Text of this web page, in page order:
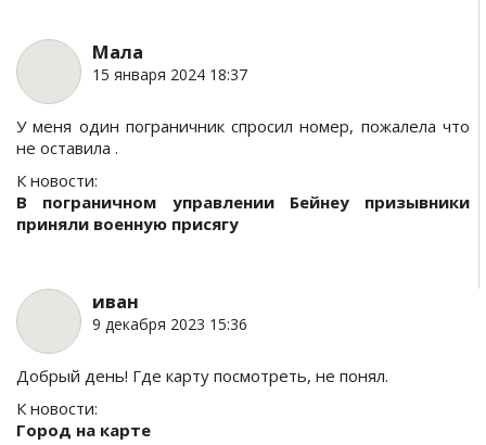
Мала
15 января 2024 18:37
У меня один пограничник спросил номер, пожалела что
не оставила .
К новости:
В пограничном управлении Бейнеу призывники
приняли военную присягу
иван
9 декабря 2023 15:36
Добрый день! Где карту посмотреть, не понял.
К новости:
Город на карте